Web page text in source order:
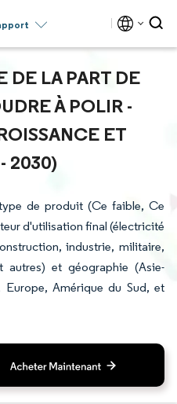
DE LA PART DE
À POLIR -
ET
2030)
de produit (Ce faible, Ce
d'utilisation final (électricité
industrie, militaire,
et géographie (Asie-
Amérique du Sud, et